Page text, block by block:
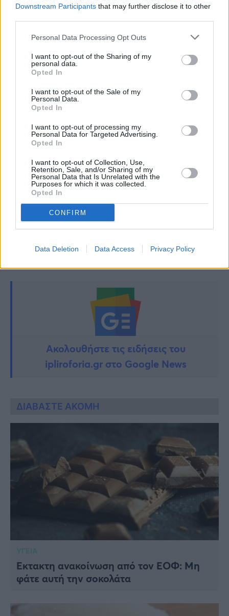
Downstream Participants that may further disclose it to other
Personal Data Processing Opt Outs
I want to opt-out of the Sharing of my
personal data.
Opted In
I want to opt-out of the Sale of my
Personal Data.
Opted In
I want to opt-out of processing my
Personal Data for Targeted Advertising.
Opted In
I want to opt-out of Collection, Use,
Retention, Sale, and/or Sharing of my
Personal Data that Is Unrelated with the
Purposes for which it was collected.
Opted In
CONFIRM
Data Deletion Data Access Privacy Policy
Περισσότερες Ειδήσεις σήμερα
Ήθελε να βγάλει πάνω από 200.000 ευρώ:
Αυτός είναι ο ηγούμενος της Μονής του
Ποια είναι η διεθνούς φήμης Karin Nagano
που παντρεύτηκε ο γιος του Πύρρου Δήμα
Νέα τραγωδία στην χώρα μας: Νεκρός μόλις
29 ετών σε τροχαίο
TAGS:
Ακολουθήστε τις ειδήσεις του
ipliroforia.gr στο Google News
ΔΙΑΒΑΣΤΕ ΑΚΟΜΗ
ΥΓΕΙΑ
Έκτακτη ανακοίνωση από τον ΕΟΦ: Μη
φάτε αυτή την σοκολάτα